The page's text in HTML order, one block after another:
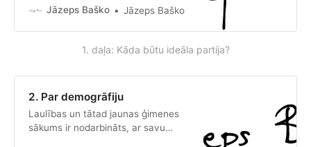
mērķu sasniegšanas līdzeklis. Vara
retrospektīvā var konstatēt, ka bija
no pirmās darbības dienas bez
Jāzeps Baško Jāzeps Baško
1. daļa: Kāda būtu ideāla partija?
2. Par demogrāfiju
Laulības un tātad jaunas ģimenes
sākums ir nodarbināts, ar savu